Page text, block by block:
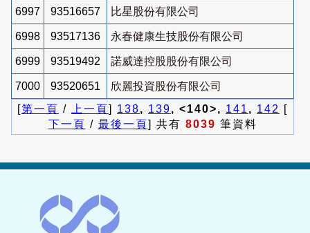
6997 93516657 比星股份有限公司
6998 93517136 永春健康生技股份有限公司
6999 93519492 諾威達控股股份有限公司
7000 93520651
欣麗投資股份有限公司
[第一頁 / 上一頁] 138, 139, <140>, 141 , 142
[
下一頁 / 最後一頁] 共有 8039 筆資料